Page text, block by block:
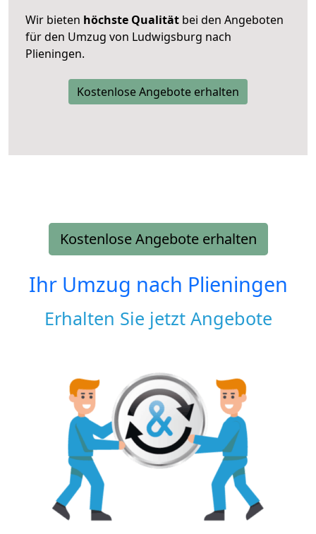
Wir bieten höchste Qualität bei den Angeboten
für den Umzug von Ludwigsburg nach
Plieningen.
Kostenlose Angebote erhalten
Kostenlose Angebote erhalten
Ihr Umzug nach Plieningen
Erhalten Sie jetzt Angebote